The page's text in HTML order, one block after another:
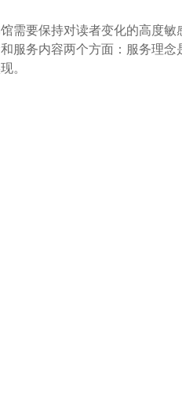
需要保持对读者变化的高度
服务内容两个方面：服务理
。